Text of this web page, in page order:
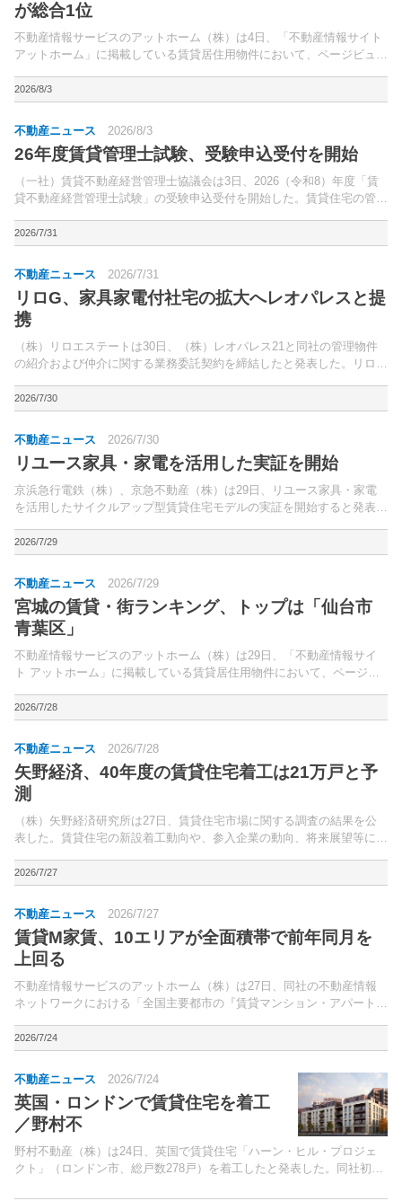
が総合1位
不動産情報サービスのアットホーム（株）は4日、「不動産情報サイト
アットホーム」に掲載している賃貸居住用物件において、ページビュー
を発表した。調査期間は2026年4月1日～6月3...
2026/8/3
不動産ニュース 2026/8/3
26年度賃貸管理士試験、受験申込受付を開始
（一社）賃貸不動産経営管理士協議会は3日、2026（令和8）年度「賃
貸不動産経営管理士試験」の受験申込受付を開始した。賃貸住宅の管理
きる専門家である「賃貸不動産経営管理士」に必要と...
2026/7/31
不動産ニュース 2026/7/31
リロG、家具家電付社宅の拡大へレオパレスと提
携
（株）リロエステートは30日、（株）レオパレス21と同社の管理物件
の紹介および仲介に関する業務委託契約を締結したと発表した。リロエ
し、社宅や寮として提供する「リロの家具付き賃貸」を1...
2026/7/30
不動産ニュース 2026/7/30
リユース家具・家電を活用した実証を開始
京浜急行電鉄（株）、京急不動産（株）は29日、リユース家具・家電
を活用したサイクルアップ型賃貸住宅モデルの実証を開始すると発表し
ラ）」を運営する（株）ストラテジックインサイト、家...
2026/7/29
不動産ニュース 2026/7/29
宮城の賃貸・街ランキング、トップは「仙台市
青葉区」
不動産情報サービスのアットホーム（株）は29日、「不動産情報サイ
ト アットホーム」に掲載している賃貸居住用物件において、ページビ
県編」を公表した。調査期間は4月1日～6月30日。...
2026/7/28
不動産ニュース 2026/7/28
矢野経済、40年度の賃貸住宅着工は21万戸と予
測
（株）矢野経済研究所は27日、賃貸住宅市場に関する調査の結果を公
表した。賃貸住宅の新設着工動向や、参入企業の動向、将来展望等につ
2026/7/27
不動産ニュース 2026/7/27
賃貸M家賃、10エリアが全面積帯で前年同月を
上回る
不動産情報サービスのアットホーム（株）は27日、同社の不動産情報
ネットワークにおける「全国主要都市の『賃貸マンション・アパート』
「賃料＋管理費・共益費等」を「家賃」と定義。
2026/7/24
不動産ニュース 2026/7/24
英国・ロンドンで賃貸住宅を着工
／野村不
野村不動産（株）は24日、英国で賃貸住宅「ハーン・ヒル・プロジェ
クト」（ロンドン市、総戸数278戸）を着工したと発表した。同社初の